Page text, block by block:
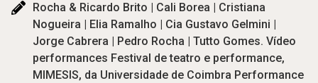
Rocha & Ricardo Brito | Cali Borea | Cristiana
Nogueira | Elia Ramalho | Cia Gustavo Gelmini |
Jorge Cabrera | Pedro Rocha | Tutto Gomes. Vídeo
performances Festival de teatro e performance,
MIMESIS, da Universidade de Coimbra Performance